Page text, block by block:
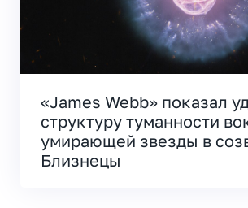
«James Webb» показал
структуру туманности
умирающей звезды в
Близнецы